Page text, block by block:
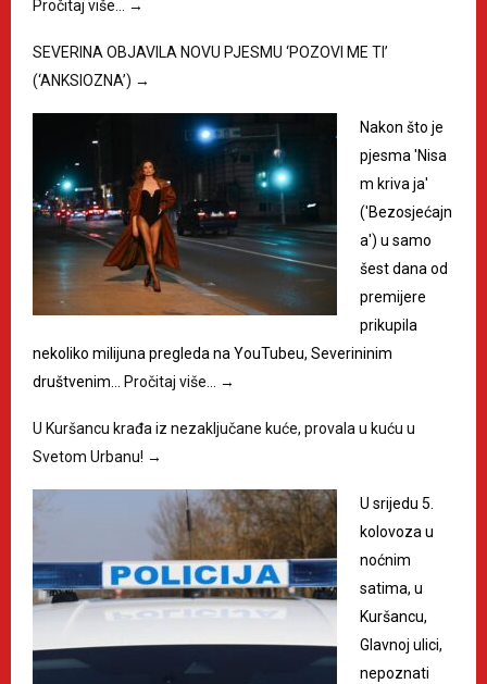
Pročitaj više… →
SEVERINA OBJAVILA NOVU PJESMU ‘POZOVI ME TI’
(‘ANKSIOZNA’) →
Nakon što je
pjesma 'Nisa
m kriva ja'
('Bezosjećajn
a') u samo
šest dana od
premijere
prikupila
nekoliko milijuna pregleda na YouTubeu, Severininim
društvenim… Pročitaj više… →
U Kuršancu krađa iz nezaključane kuće, provala u kuću u
Svetom Urbanu! →
U srijedu 5.
kolovoza u
noćnim
satima, u
Kuršancu,
Glavnoj ulici,
nepoznati